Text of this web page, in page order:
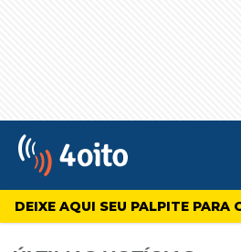
4oito